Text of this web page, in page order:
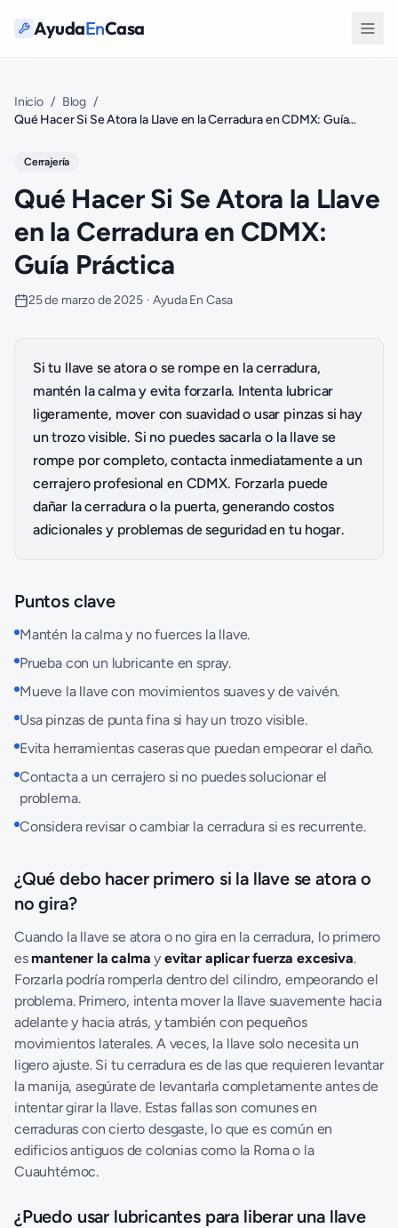
AyudaEnCasa
Inicio / Blog /
Qué Hacer Si Se Atora la Llave en la Cerradura en CDMX: Guía
Cerrajería
Qué Hacer Si Se Atora la Llave
en la Cerradura en CDMX:
Guía Práctica
25 de marzo de 2025 · Ayuda En Casa
Si tu llave se atora o se rompe en la cerradura,
mantén la calma y evita forzarla. Intenta lubricar
ligeramente, mover con suavidad o usar pinzas si hay
un trozo visible. Si no puedes sacarla o la llave se
rompe por completo, contacta inmediatamente a un
cerrajero profesional en CDMX. Forzarla puede
dañar la cerradura o la puerta, generando costos
adicionales y problemas de seguridad en tu hogar.
Puntos clave
Mantén la calma y no fuerces la llave.
Prueba con un lubricante en spray.
Mueve la llave con movimientos suaves y de vaivén.
Usa pinzas de punta fina si hay un trozo visible.
Evita herramientas caseras que puedan empeorar el daño.
Contacta a un cerrajero si no puedes solucionar el
problema.
Considera revisar o cambiar la cerradura si es recurrente.
¿Qué debo hacer primero si la llave se atora o
no gira?
Cuando la llave se atora o no gira en la cerradura, lo primero
es mantener la calma y evitar aplicar fuerza excesiva.
Forzarla podría romperla dentro del cilindro, empeorando el
problema. Primero, intenta mover la llave suavemente hacia
adelante y hacia atrás, y también con pequeños
movimientos laterales. A veces, la llave solo necesita un
ligero ajuste. Si tu cerradura es de las que requieren levantar
la manija, asegúrate de levantarla completamente antes de
intentar girar la llave. Estas fallas son comunes en
cerraduras con cierto desgaste, lo que es común en
edificios antiguos de colonias como la Roma o la
Cuauhtémoc.
¿Puedo usar lubricantes para liberar una llave